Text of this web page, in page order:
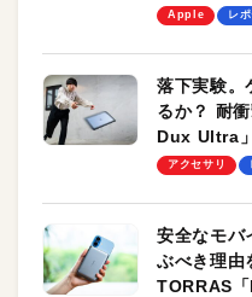
します！
Apple レポ
落下実験
るか？ 耐
Dux Ultra
のモバイル
アクセサリ
安全なモバ
ぶべき理由
TORRAS